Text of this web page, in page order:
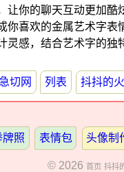
你的聊天互动更加酷
你喜欢的金属艺术字表
灵感，结合艺术字的
急切网
列表 抖抖的
牌照 表情包 头像制
© 2026 首页 抖抖